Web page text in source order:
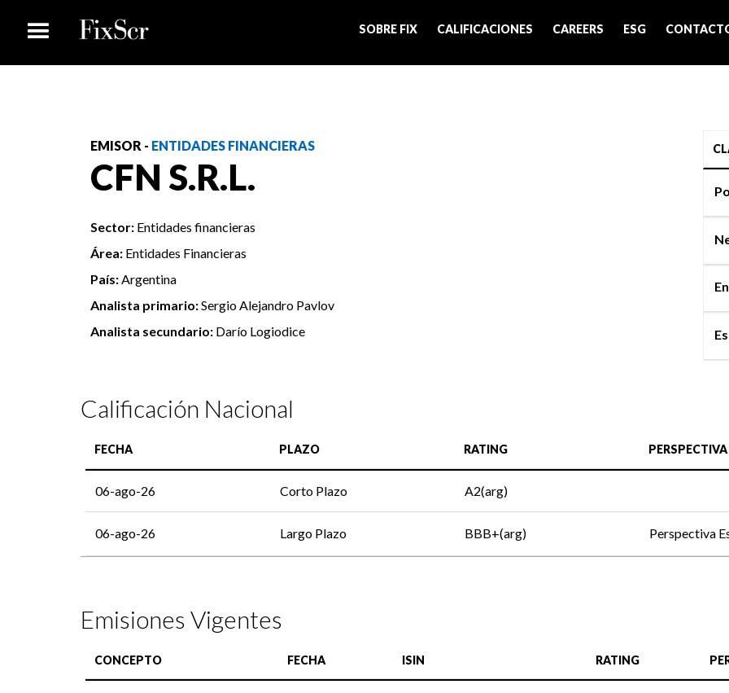
SOBRE FIX CALIFICACIONES CAREERS ESG
EMISOR - ENTIDADES FINANCIERAS
CFN S.R.L.
Sector: Entidades financieras
Área: Entidades Financieras
País:Argentina
Analista primario:Sergio Alejandro Pavlov
Analista secundario: Darío Logiodice
Calificación Nacional
FECHA PLAZO RATING PERSPECTIVA
06-ago-26 Corto Plazo A2(arg)
06-ago-26 Largo Plazo BBB+(arg) Perspectiva
Emisiones Vigentes
CONCEPTO FECHA ISIN RATING